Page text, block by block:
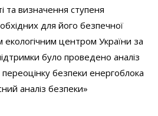
та визначення ступеня
для його безпечної
центром України за
було проведено аналіз
переоцінку безпеки енергоблока
аналіз безпеки»